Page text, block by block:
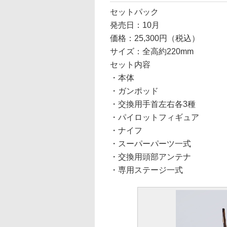
セットパック
発売日：10月
価格：25,300円（税込）
サイズ：全高約220mm
セット内容
・本体
・ガンポッド
・交換用手首左右各3種
・パイロットフィギュア
・ナイフ
・スーパーパーツ一式
・交換用頭部アンテナ
・専用ステージ一式